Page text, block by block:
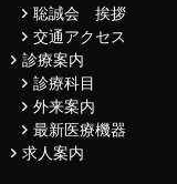
聡誠会 挨拶
交通アクセス
診療案内
診療科目
外来案内
最新医療機器
求人案内